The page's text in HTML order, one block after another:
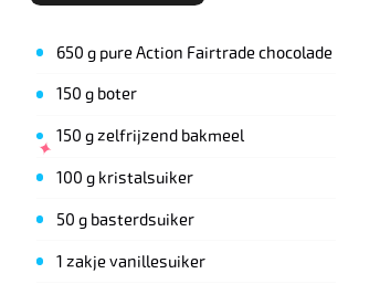
650 g pure Action Fairtrade chocolade
150 g boter
150 g zelfrijzend bakmeel
100 g kristalsuiker
50 g basterdsuiker
1 zakje vanillesuiker